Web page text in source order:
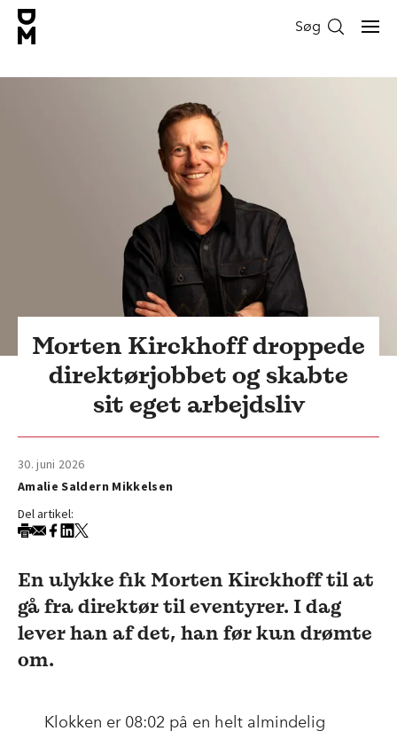
Søg
Morten Kirckhoff droppede
direktørjobbet og skabte
sit eget arbejdsliv
30. juni 2026
Amalie Saldern Mikkelsen
Del artikel:
En ulykke fik Morten Kirckhoff til at
gå fra direktør til eventyrer. I dag
lever han af det, han før kun drømte
om.
Klokken er 08:02 på en helt almindelig